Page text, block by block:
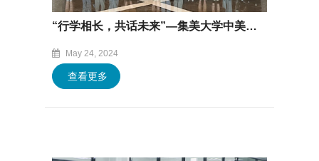
“行学相长，共话未来”—集美大学中美库克项目师生走进保沣集团
May 24, 2024
查看更多